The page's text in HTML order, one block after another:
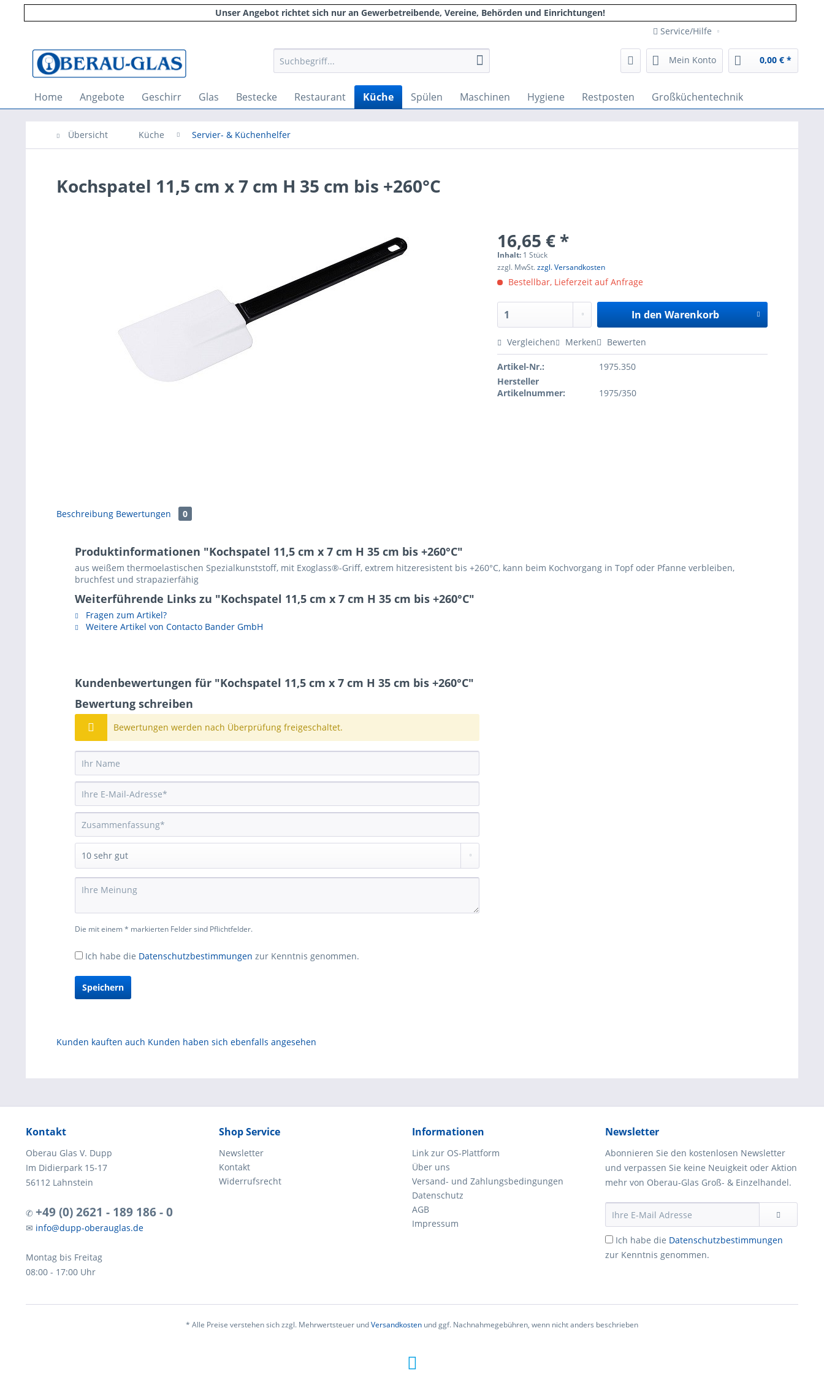
Unser Angebot richtet sich nur an Gewerbetreibende, Vereine, Behörden und Einrichtungen!
Service/Hilfe
Mein Konto 0,00 € *
Home Angebote Geschirr Glas Bestecke Restaurant Küche Spülen Maschinen Hygiene Restposten Großküchentechnik
Übersicht Küche Servier- & Küchenhelfer
Kochspatel 11,5 cm x 7 cm H 35 cm bis +260°C
16,65 € *
Inhalt: 1 Stück
zzgl. MwSt.zzgl. Versandkosten
Bestellbar, Lieferzeit auf Anfrage
In den Warenkorb
Vergleichen Merken Bewerten
Artikel-Nr.:
1975.350
Hersteller
Artikelnummer:
1975/350
Beschreibung Bewertungen 0
Produktinformationen "Kochspatel 11,5 cm x 7 cm H 35 cm bis +260°C"
aus weißem thermoelastischen Spezialkunststoff, mit Exoglass®-Griff, extrem hitzeresistent bis +260°C, kann beim Kochvorgang in Topf oder Pfanne verbleiben,
bruchfest und strapazierfähig
Weiterführende Links zu "Kochspatel 11,5 cm x 7 cm H 35 cm bis +260°C"
Fragen zum Artikel?
Weitere Artikel von Contacto Bander GmbH
Kundenbewertungen für "Kochspatel 11,5 cm x 7 cm H 35 cm bis +260°C"
Bewertung schreiben
Bewertungen werden nach Überprüfung freigeschaltet.
Die mit einem * markierten Felder sind Pflichtfelder.
Ich habe die Datenschutzbestimmungen zur Kenntnis genommen.
Speichern
Kunden kauften auch Kunden haben sich ebenfalls angesehen
Kontakt
Oberau Glas V. Dupp
Im Didierpark 15-17
56112 Lahnstein
✆ +49 (0) 2621 - 189 186 - 0
✉ info@dupp-oberauglas.de
Montag bis Freitag
08:00 - 17:00 Uhr
Shop Service
Newsletter
Kontakt
Widerrufsrecht
Informationen
Link zur OS-Plattform
Über uns
Versand- und Zahlungsbedingungen
Datenschutz
AGB
Impressum
Newsletter
Abonnieren Sie den kostenlosen Newsletter
und verpassen Sie keine Neuigkeit oder Aktion
mehr von Oberau-Glas Groß- & Einzelhandel.
Ich habe die Datenschutzbestimmungen
zur Kenntnis genommen.
* Alle Preise verstehen sich zzgl. Mehrwertsteuer undVersandkosten und ggf. Nachnahmegebühren, wenn nicht anders beschrieben